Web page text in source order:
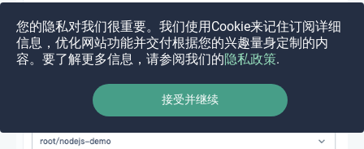
您的隐私对我们很重要。我们使用Cookie来记住订阅详细
信息，优化网站功能并交付根据您的兴趣量身定制的内
容。要了解更多信息，请参阅我们的隐私政策.
接受并继续